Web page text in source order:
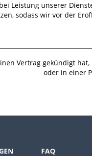
Leistung unserer
sodass wir vor der
Vertrag gekündigt
oder in einer
FAQ